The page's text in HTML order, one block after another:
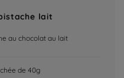
lait
au chocolat au lait
de 40g